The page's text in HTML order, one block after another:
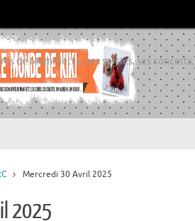
de Momiflette, ses sorties, ses concerts,
Mercredi 30 Avril 2025
2025